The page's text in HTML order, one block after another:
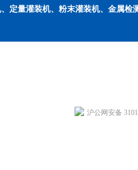
定量灌装机、粉末灌装机、金属检
沪公网安备